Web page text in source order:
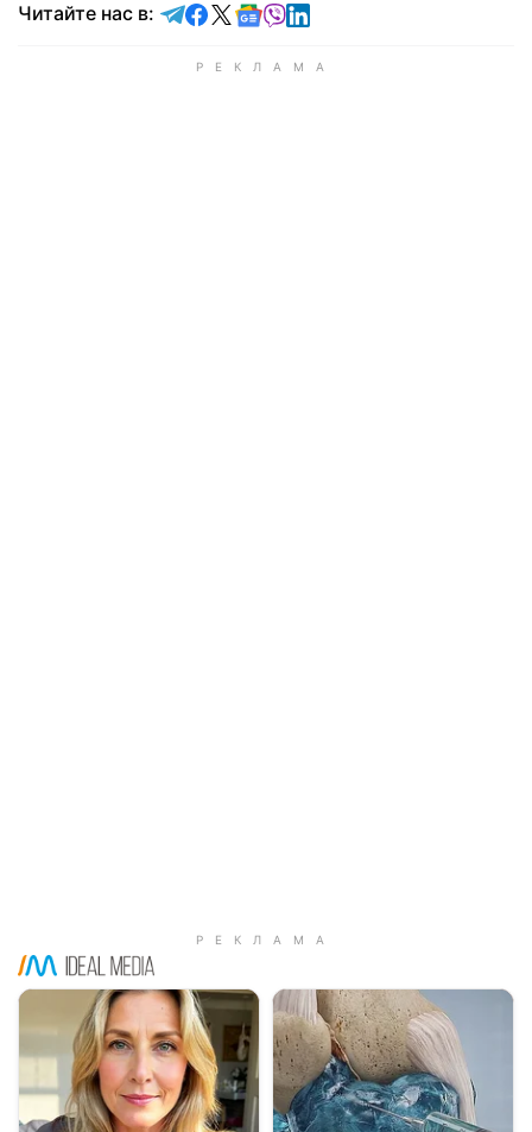
Читайте нас в: Читайте в Telegram
Читайте в Facebook
Читайте в X
Читайте в Google news
Читайте в Viber
Читайте в LinkedIn